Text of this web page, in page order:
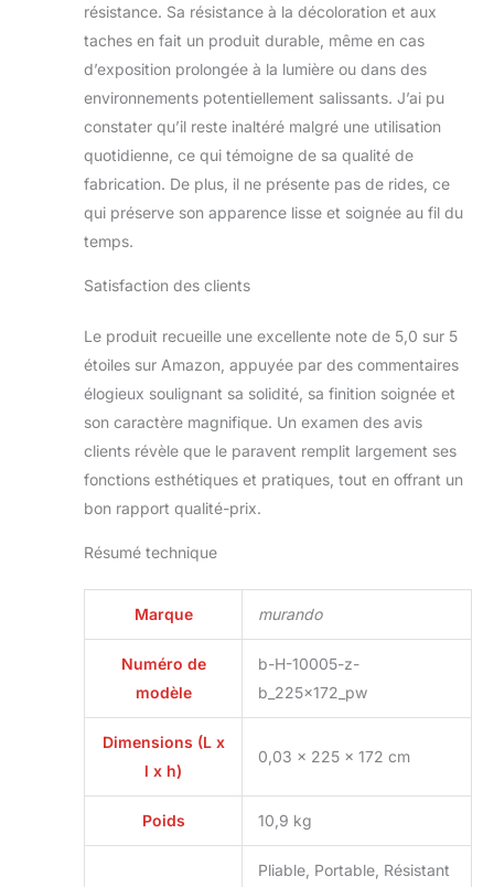
endroit. Il est
adaptable aux
besoins
changeants et aux
configurations
spatiales. Facile à
plier et à ranger, il
n'occupe pas
beaucoup
d'espace. Stabilité
une durabilité pour
une utilisation
quotidienne, et les
pieds pratiques
protègent le sol.
Les élégantes
charnières noires et
la finition en ruban
main: Tous les
paravents sont
plus grand soin
réception de votre
signifie qu'il n'y a
vous recevez un
produit fabriqué sur
mesure selon vos
souhaits.
résistance. Sa résistance à la décoloration et aux
taches en fait un produit durable, même en cas
d’exposition prolongée à la lumière ou dans des
environnements potentiellement salissants. J’ai pu
constater qu’il reste inaltéré malgré une utilisation
quotidienne, ce qui témoigne de sa qualité de
fabrication. De plus, il ne présente pas de rides, ce
qui préserve son apparence lisse et soignée au fil du
temps.
Satisfaction des clients
Le produit recueille une excellente note de 5,0 sur 5
étoiles sur Amazon, appuyée par des commentaires
élogieux soulignant sa solidité, sa finition soignée et
son caractère magnifique. Un examen des avis
clients révèle que le paravent remplit largement ses
fonctions esthétiques et pratiques, tout en offrant un
bon rapport qualité-prix.
Résumé technique
Marque murando
Numéro de
modèle
b-H-10005-z-
b_225x172_pw
Dimensions (L x
l x h)
0,03 x 225 x 172 cm
Poids 10,9 kg
Pliable, Portable, Résistant